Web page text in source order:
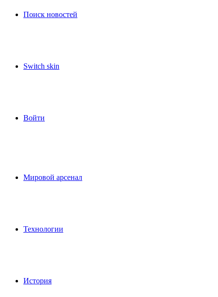
Поиск новостей
Switch skin
Войти
Мировой арсенал
Технологии
История